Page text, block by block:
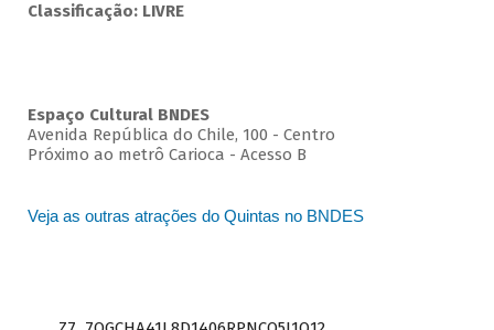
Classificação: LIVRE
Espaço Cultural BNDES
Avenida República do Chile, 100 - Centro
Próximo ao metrô Carioca - Acesso B
Veja as outras atrações do Quintas no BNDES